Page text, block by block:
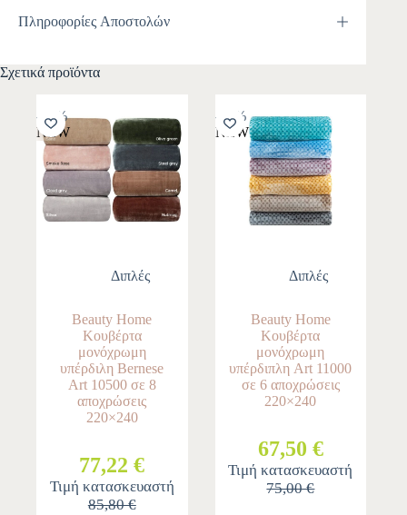
Πληροφορίες Αποστολών
Σχετικά προϊόντα
-10%
NEW
Διπλές
Beauty Home
Κουβέρτα
μονόχρωμη
υπέρδιλη Bernese
Art 10500 σε 8
αποχρώσεις
220×240
77,22 €
Τιμή κατασκευαστή
85,80 €
-10%
NEW
Διπλές
Beauty Home
Κουβέρτα
μονόχρωμη
υπέρδιπλη Art 11000
σε 6 αποχρώσεις
220×240
67,50 €
Τιμή κατασκευαστή
75,00 €